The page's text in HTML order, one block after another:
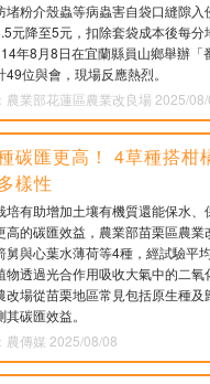
堵粉介殼蟲等病蟲害自袋口縫隙
元降至5元，扣除套袋成本後每
年8月8日在宜蘭縣員山鄉舉辦
49位與會，現場反應熱烈。
農業部花蓮區農業改良場 2025/
碳匯更高！ 4草種搭
樣性
培有助增加土壤有機質還能保水
高的碳匯效益，農業部苗栗區農
舅與心葉水薄荷等4種，經試驗平
物透過光合作用吸收大氣中的二
改場從苗栗地區常見包括原生種
碳匯效益。
農傳媒 2025/08/08